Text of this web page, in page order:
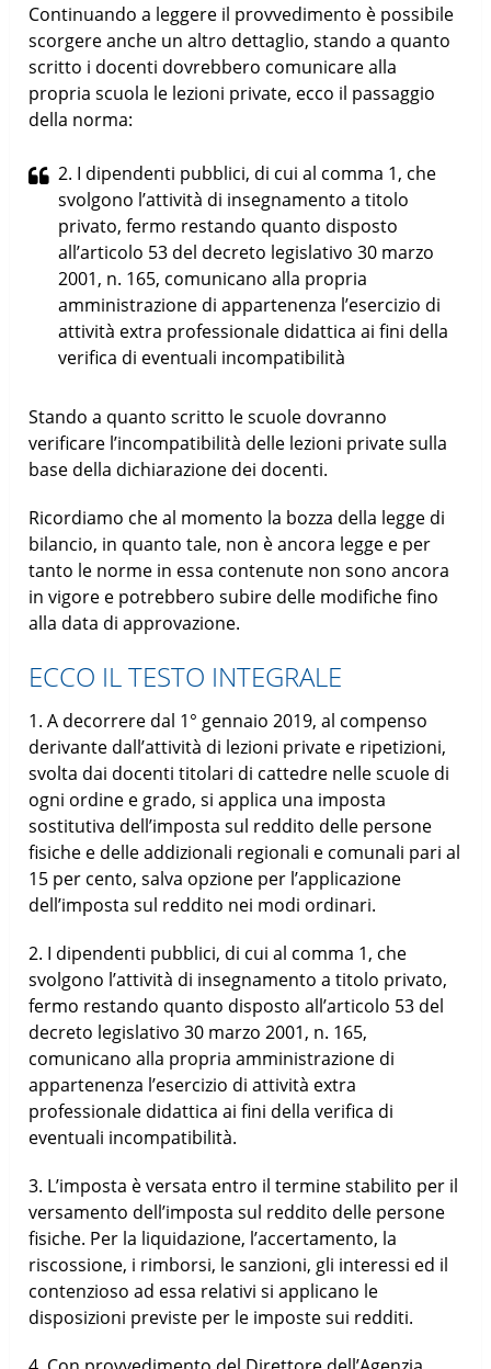
Continuando a leggere il provvedimento è possibile
scorgere anche un altro dettaglio, stando a quanto
scritto i docenti dovrebbero comunicare alla
propria scuola le lezioni private, ecco il passaggio
della norma:
2. I dipendenti pubblici, di cui al comma 1, che
svolgono l’attività di insegnamento a titolo
privato, fermo restando quanto disposto
all’articolo 53 del decreto legislativo 30 marzo
2001, n. 165, comunicano alla propria
amministrazione di appartenenza l’esercizio di
attività extra professionale didattica ai fini della
verifica di eventuali incompatibilità
Stando a quanto scritto le scuole dovranno
verificare l’incompatibilità delle lezioni private sulla
base della dichiarazione dei docenti.
Ricordiamo che al momento la bozza della legge di
bilancio, in quanto tale, non è ancora legge e per
tanto le norme in essa contenute non sono ancora
in vigore e potrebbero subire delle modifiche fino
alla data di approvazione.
ECCO IL TESTO INTEGRALE
1. A decorrere dal 1° gennaio 2019, al compenso
derivante dall’attività di lezioni private e ripetizioni,
svolta dai docenti titolari di cattedre nelle scuole di
ogni ordine e grado, si applica una imposta
sostitutiva dell’imposta sul reddito delle persone
fisiche e delle addizionali regionali e comunali pari al
15 per cento, salva opzione per l’applicazione
dell’imposta sul reddito nei modi ordinari.
2. I dipendenti pubblici, di cui al comma 1, che
svolgono l’attività di insegnamento a titolo privato,
fermo restando quanto disposto all’articolo 53 del
decreto legislativo 30 marzo 2001, n. 165,
comunicano alla propria amministrazione di
appartenenza l’esercizio di attività extra
professionale didattica ai fini della verifica di
eventuali incompatibilità.
3. L’imposta è versata entro il termine stabilito per il
versamento dell’imposta sul reddito delle persone
fisiche. Per la liquidazione, l’accertamento, la
riscossione, i rimborsi, le sanzioni, gli interessi ed il
contenzioso ad essa relativi si applicano le
disposizioni previste per le imposte sui redditi.